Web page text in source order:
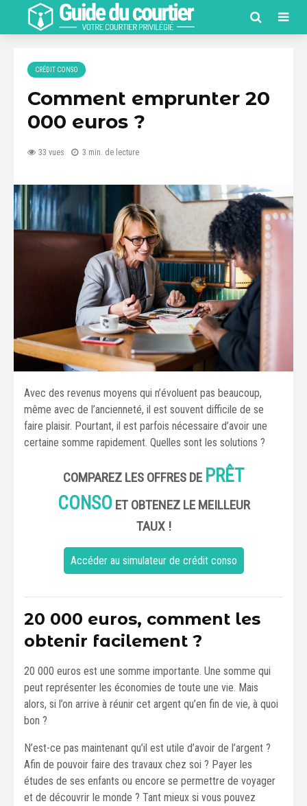
CRÉDIT CONSO
Comment emprunter 20
000 euros ?
33 vues 3 min. de lecture
Avec des revenus moyens qui n’évoluent pas beaucoup,
même avec de l’ancienneté, il est souvent difficile de se
faire plaisir. Pourtant, il est parfois nécessaire d’avoir une
certaine somme rapidement. Quelles sont les solutions ?
COMPAREZ LES OFFRES DE PRÊT
CONSO ET OBTENEZ LE MEILLEUR
TAUX !
Accéder au simulateur de crédit conso
20 000 euros, comment les
obtenir facilement ?
20 000 euros est une somme importante. Une somme qui
peut représenter les économies de toute une vie. Mais
alors, si l’on arrive à réunir cet argent qu’en fin de vie, à quoi
bon ?
N’est-ce pas maintenant qu’il est utile d’avoir de l’argent ?
Afin de pouvoir faire des travaux chez soi ? Payer les
études de ses enfants ou encore se permettre de voyager
et de découvrir le monde ? Tant mieux si vous pouvez